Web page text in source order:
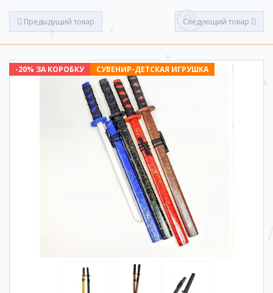
Предыдущий товар Следующий товар
СУВЕНИР-ДЕТСКАЯ ИГРУШКА
-20% ЗА КОРОБКУ